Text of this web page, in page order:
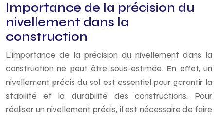
Importance de la précision du
nivellement dans la
construction
L’importance de la précision du nivellement dans la
construction ne peut être sous-estimée. En effet, un
nivellement précis du sol est essentiel pour garantir la
stabilité et la durabilité des constructions. Pour
réaliser un nivellement précis, il est nécessaire de faire